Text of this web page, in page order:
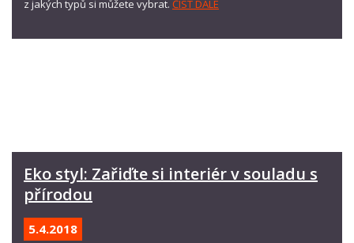
z jakých typů si můžete vybrat. ČÍST DÁLE
Eko styl: Zařiďte si interiér v souladu s
přírodou
5.4.2018